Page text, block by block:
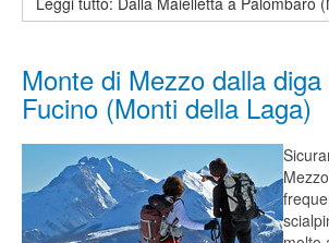
Monte di Mezzo dalla
Fucino (Monti della Laga)